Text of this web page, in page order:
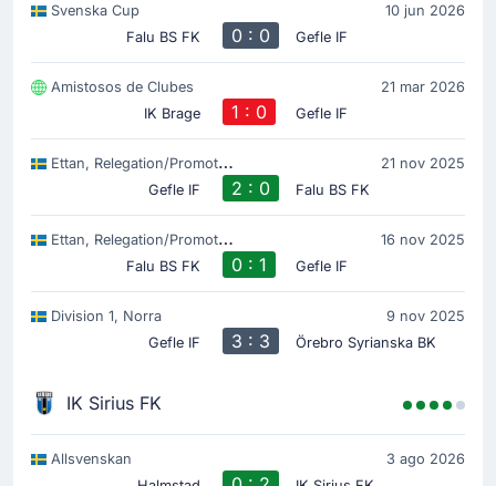
Svenska Cup
10 jun 2026
Falu BS FK
0 : 0 Gefle IF
Amistosos de Clubes
21 mar 2026
IK Brage
1 : 0 Gefle IF
Ettan, Relegation/Promotion
21 nov 2025
Gefle IF
2 : 0 Falu BS FK
Ettan, Relegation/Promotion
16 nov 2025
Falu BS FK
0 : 1 Gefle IF
Division 1, Norra
9 nov 2025
Gefle IF
3 : 3 Örebro Syrianska BK
IK Sirius FK
Allsvenskan
3 ago 2026